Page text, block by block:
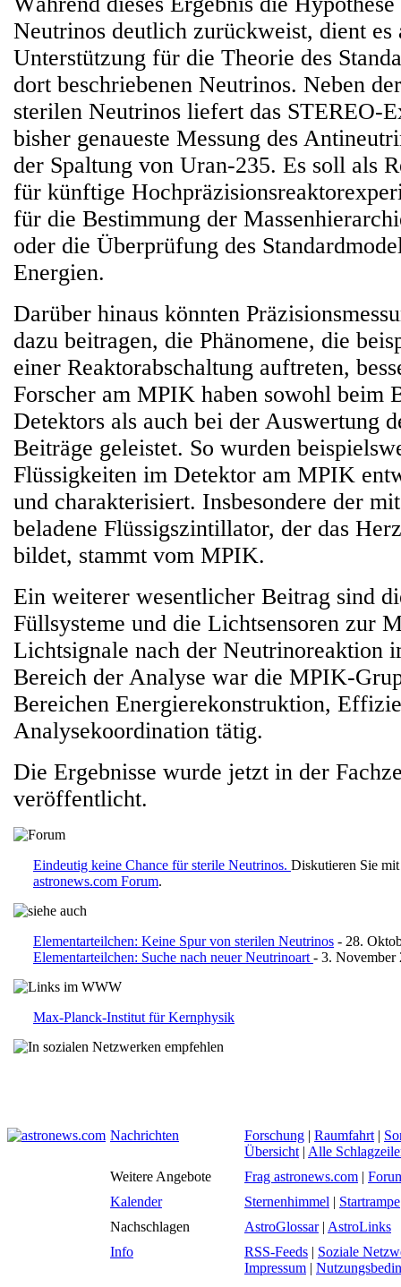
Neutrinos deutlich zurückweist, dient es
Unterstützung für die Theorie des
dort beschriebenen Neutrinos. Neben
sterilen Neutrinos liefert das STEREO-
bisher genaueste Messung des
der Spaltung von Uran-235. Es soll als
für künftige
für die Bestimmung der
oder die Überprüfung des
Energien.
Darüber hinaus könnten
dazu beitragen, die Phänomene, die
einer Reaktorabschaltung auftreten,
Forscher am MPIK haben sowohl beim
Detektors als auch bei der Auswertung
Beiträge geleistet. So wurden
Flüssigkeiten im Detektor am MPIK
und charakterisiert. Insbesondere der
beladene Flüssigszintillator, der das
bildet, stammt vom MPIK.
Ein weiterer wesentlicher Beitrag sind
Füllsysteme und die Lichtsensoren zur
Lichtsignale nach der Neutrinoreaktion
Bereich der Analyse war die MPIK-
Bereichen Energierekonstruktion,
Analysekoordination tätig.
Die Ergebnisse wurde jetzt in der
veröffentlicht.
Eindeutig keine Chance für sterile Neutrinos. Diskutieren Sie
astronews.com Forum.
Elementarteilchen: Keine Spur von sterilen Neutrinos - 28.
Elementarteilchen: Suche nach neuer Neutrinoart - 3. November
Max-Planck-Institut für Kernphysik
Nachrichten Forschung | Raumfahrt |
Übersicht | Alle
Weitere Angebote
Frag astronews.com |
Kalender
Sternenhimmel | Startrampe
Nachschlagen
AstroGlossar| AstroLinks
Info
RSS-Feeds | Soziale
Impressum |